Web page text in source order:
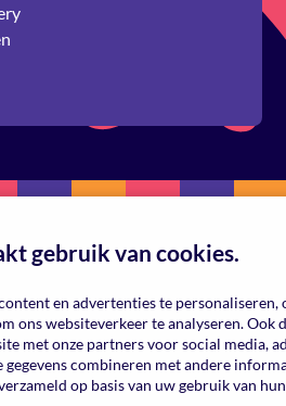
gebruik van cookies.
en advertenties te
ons websiteverkeer te analyseren. Ook
met onze partners voor social media,
gegevens combineren met andere
op basis van uw gebruik van